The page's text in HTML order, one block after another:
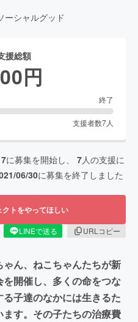
ーシャルグッド
援総額
円
終了
支援者数7人
に募集を開始し、 7人の支援に
06/30に募集を終了しました
クトをやってほしい
LINEで送る
URLコピー
ん、ねこちゃんたちが新
開催し、多くの命をつな
子達のなかには生きるた
す。その子たちの治療費